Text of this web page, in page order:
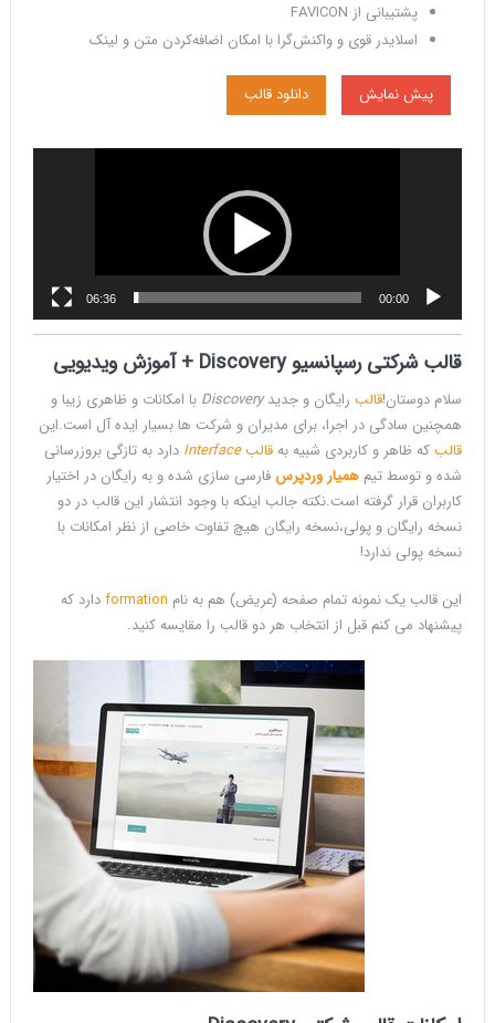
پشتیبانی از FAVICON
اسلایدر قوی و واکنش‌گرا با امکان اضافه‌کردن متن و لینک
پیش نمایش دانلود قالب
00:00
06:36
قالب شرکتی رسپانسیو Discovery + آموزش ویدیویی
سلام دوستان!قالب رایگان و جدیدDiscovery با امکانات و ظاهری زیبا و
همچنین سادگی در اجرا، برای مدیران و شرکت ها بسیار ایده آل است.این
قالبکه ظاهر و کاربردی شبیه بهقالبInterface دارد به تازگی بروزرسانی
شده و توسط تیم همیار وردپرسفارسی سازی شده و به رایگان در اختیار
کاربران قرار گرفته است.نکته جالب اینکه با وجود انتشار این قالب در دو
نسخه رایگان و پولی،نسخه رایگان هیچ تفاوت خاصی از نظر امکانات با
نسخه پولی ندارد!
این قالب یک نمونه تمام صفحه (عریض) هم به نام formationدارد که
پیشنهاد می کنم قبل از انتخاب هر دو قالب را مقایسه کنید.